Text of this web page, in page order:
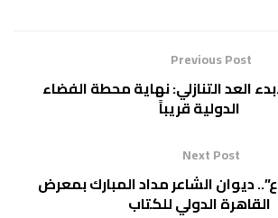
Previous Post
العد التنازلي: نهاية محطة الفضاء
الدولية قريباً
Next Post
ديوان الشاعر مداد المبارك بمعرض
القاهرة الدولي للكتاب